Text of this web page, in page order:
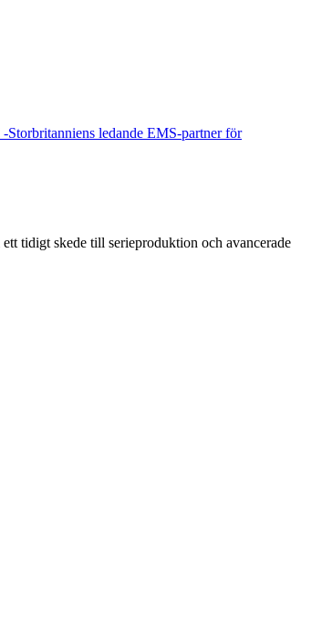
ledande EMS-partner för
tidigt skede till serieproduktion och avancerade